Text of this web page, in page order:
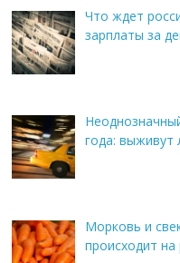
Что ждет
зарплаты за
года: выживут
Морковь и
происходит